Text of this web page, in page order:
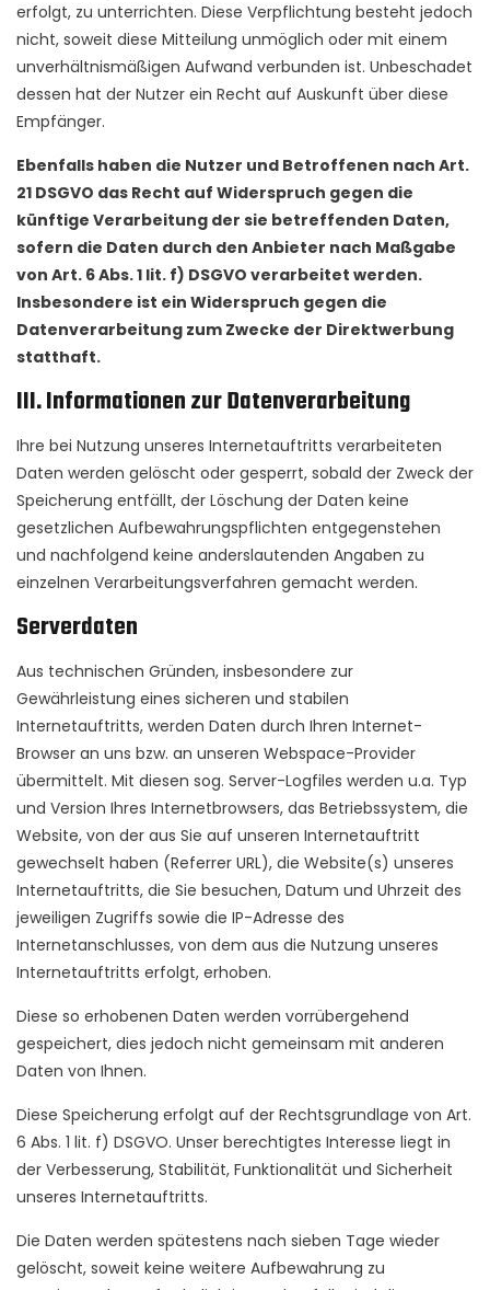
erfolgt, zu unterrichten. Diese Verpflichtung besteht jedoch
nicht, soweit diese Mitteilung unmöglich oder mit einem
unverhältnismäßigen Aufwand verbunden ist. Unbeschadet
dessen hat der Nutzer ein Recht auf Auskunft über diese
Empfänger.
Ebenfalls haben die Nutzer und Betroffenen nach Art.
21 DSGVO das Recht auf Widerspruch gegen die
künftige Verarbeitung der sie betreffenden Daten,
sofern die Daten durch den Anbieter nach Maßgabe
von Art. 6 Abs. 1 lit. f) DSGVO verarbeitet werden.
Insbesondere ist ein Widerspruch gegen die
Datenverarbeitung zum Zwecke der Direktwerbung
statthaft.
III. Informationen zur Datenverarbeitung
Ihre bei Nutzung unseres Internetauftritts verarbeiteten
Daten werden gelöscht oder gesperrt, sobald der Zweck der
Speicherung entfällt, der Löschung der Daten keine
gesetzlichen Aufbewahrungspflichten entgegenstehen
und nachfolgend keine anderslautenden Angaben zu
einzelnen Verarbeitungsverfahren gemacht werden.
Serverdaten
Aus technischen Gründen, insbesondere zur
Gewährleistung eines sicheren und stabilen
Internetauftritts, werden Daten durch Ihren Internet-
Browser an uns bzw. an unseren Webspace-Provider
übermittelt. Mit diesen sog. Server-Logfiles werden u.a. Typ
und Version Ihres Internetbrowsers, das Betriebssystem, die
Website, von der aus Sie auf unseren Internetauftritt
gewechselt haben (Referrer URL), die Website(s) unseres
Internetauftritts, die Sie besuchen, Datum und Uhrzeit des
jeweiligen Zugriffs sowie die IP-Adresse des
Internetanschlusses, von dem aus die Nutzung unseres
Internetauftritts erfolgt, erhoben.
Diese so erhobenen Daten werden vorrübergehend
gespeichert, dies jedoch nicht gemeinsam mit anderen
Daten von Ihnen.
Diese Speicherung erfolgt auf der Rechtsgrundlage von Art.
6 Abs. 1 lit. f) DSGVO. Unser berechtigtes Interesse liegt in
der Verbesserung, Stabilität, Funktionalität und Sicherheit
unseres Internetauftritts.
Die Daten werden spätestens nach sieben Tage wieder
gelöscht, soweit keine weitere Aufbewahrung zu